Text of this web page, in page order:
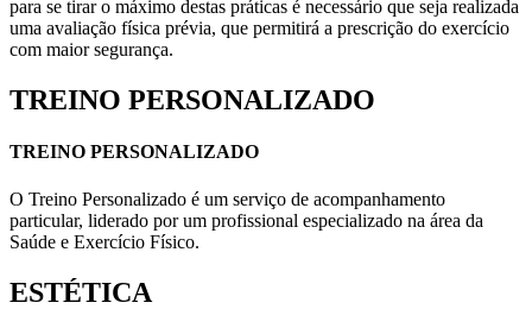
para se tirar o máximo destas práticas é necessário que seja realizada
uma avaliação física prévia, que permitirá a prescrição do exercício
com maior segurança.
TREINO PERSONALIZADO
TREINO PERSONALIZADO
O Treino Personalizado é um serviço de acompanhamento
particular, liderado por um profissional especializado na área da
Saúde e Exercício Físico.
ESTÉTICA